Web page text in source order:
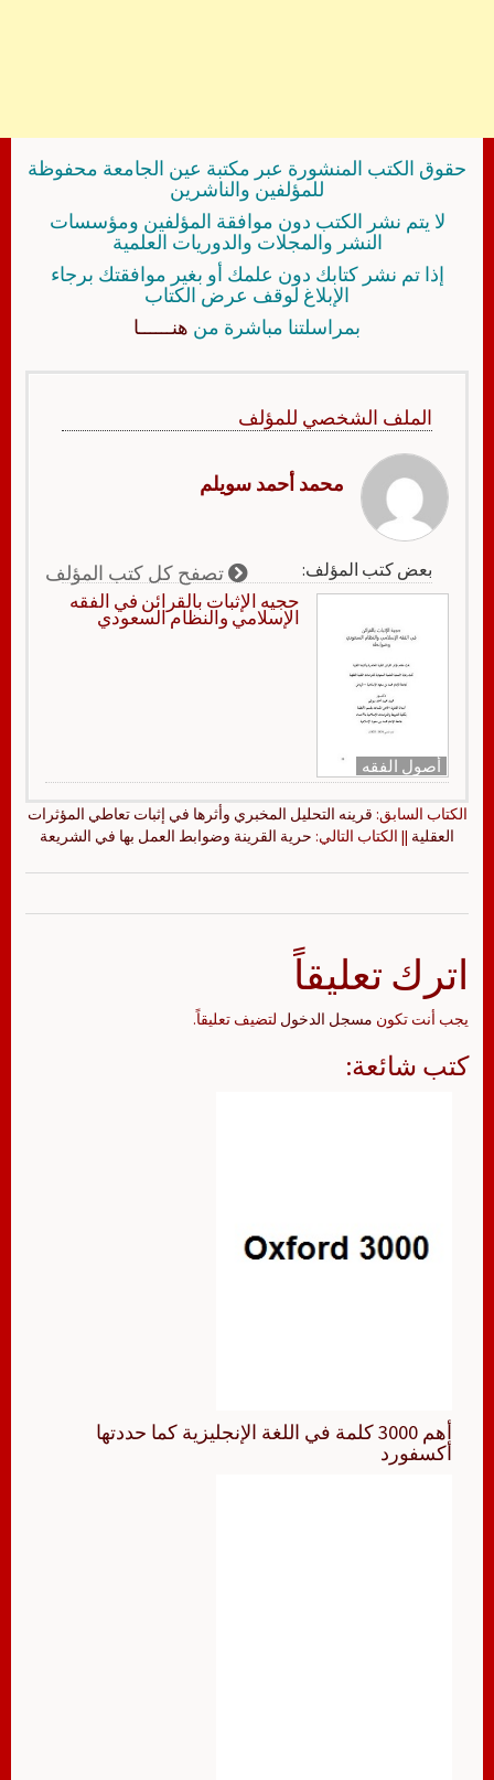
حقوق الكتب المنشورة عبر مكتبة عين الجامعة محفوظة
للمؤلفين والناشرين
لا يتم نشر الكتب دون موافقة المؤلفين ومؤسسات
النشر والمجلات والدوريات العلمية
إذا تم نشر كتابك دون علمك أو بغير موافقتك برجاء
الإبلاغ لوقف عرض الكتاب
بمراسلتنا مباشرة من هنــــــا
الملف الشخصي للمؤلف
محمد أحمد سويلم
بعض كتب المؤلف: تصفح كل كتب المؤلف
أصول الفقه
حجيه الإثبات بالقرائن في الفقه
الإسلامي والنظام السعودي
الكتاب السابق: قرينه التحليل المخبري وأثرها في إثبات تعاطي المؤثرات
العقلية || الكتاب التالي: حرية القرينة وضوابط العمل بها في الشريعة
اترك تعليقاً
يجب أنت تكون مسجل الدخول لتضيف تعليقاً.
كتب شائعة:
أهم 3000 كلمة في اللغة الإنجليزية كما حددتها
أكسفورد